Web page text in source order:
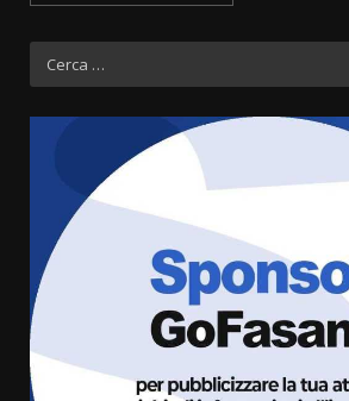
Ricerca
per:
Fasanese ferito a
da fuoco
6 Agosto 2026 18:13